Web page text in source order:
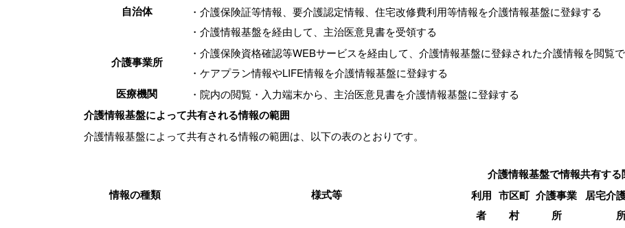
自治体
・介護保険証等情報、要介護認定情報、住宅改修費利用等情報を介護情報基盤に登録する
・介護情報基盤を経由して、主治医意見書を受領する
介護事業所
・介護保険資格確認等WEBサービスを経由して、介護情報基盤に登録された介護情報を閲覧
・ケアプラン情報やLIFE情報を介護情報基盤に登録する
医療機関 ・院内の閲覧・入力端末から、主治医意見書を介護情報基盤に登録する
介護情報基盤によって共有される情報の範囲
介護情報基盤によって共有される情報の範囲は、以下の表のとおりです。
情報の種類 様式等
介護情報基盤で情報共有する
利用
者
市区町
村
介護事業
所
居宅介